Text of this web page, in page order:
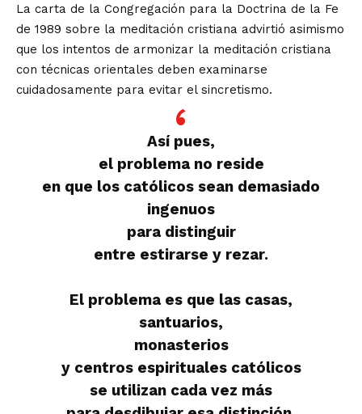
La carta de la Congregación para la Doctrina de la Fe
de 1989 sobre la meditación cristiana advirtió asimismo
que los intentos de armonizar la meditación cristiana
con técnicas orientales deben examinarse
cuidadosamente para evitar el sincretismo.
Así pues,
el problema no reside
en que los católicos sean demasiado
ingenuos
para distinguir
entre estirarse y rezar.
El problema es que las casas,
santuarios,
monasterios
y centros espirituales católicos
se utilizan cada vez más